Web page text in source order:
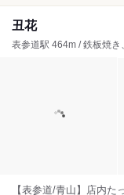
丑花
表参道駅 464m / 鉄板焼き
【表参道/青山】店内